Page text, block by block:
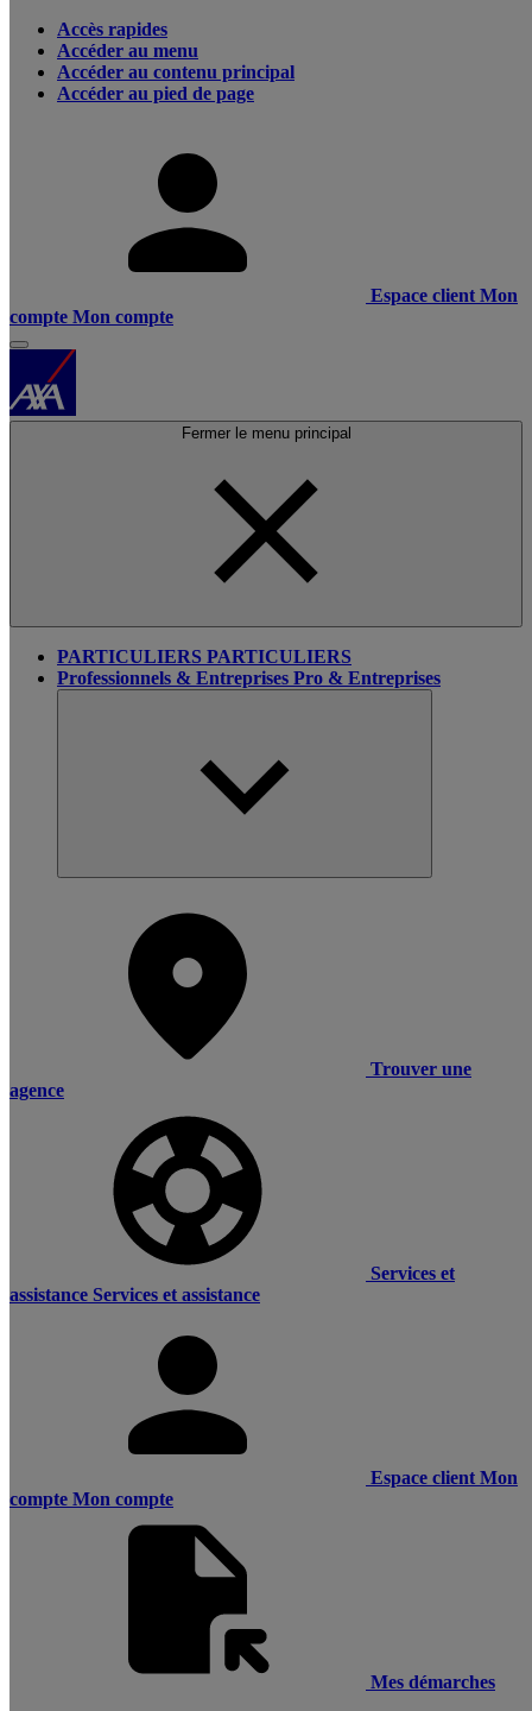
Accès rapides
Accéder au menu
Accéder au contenu principal
Accéder au pied de page
Espace client Mon
compte Mon compte
Fermer le menu principal
PARTICULIERS PARTICULIERS
Professionnels & Entreprises Pro & Entreprises
Trouver une
agence
Services et
assistance Services et assistance
Espace client Mon
compte Mon compte
Mes démarches